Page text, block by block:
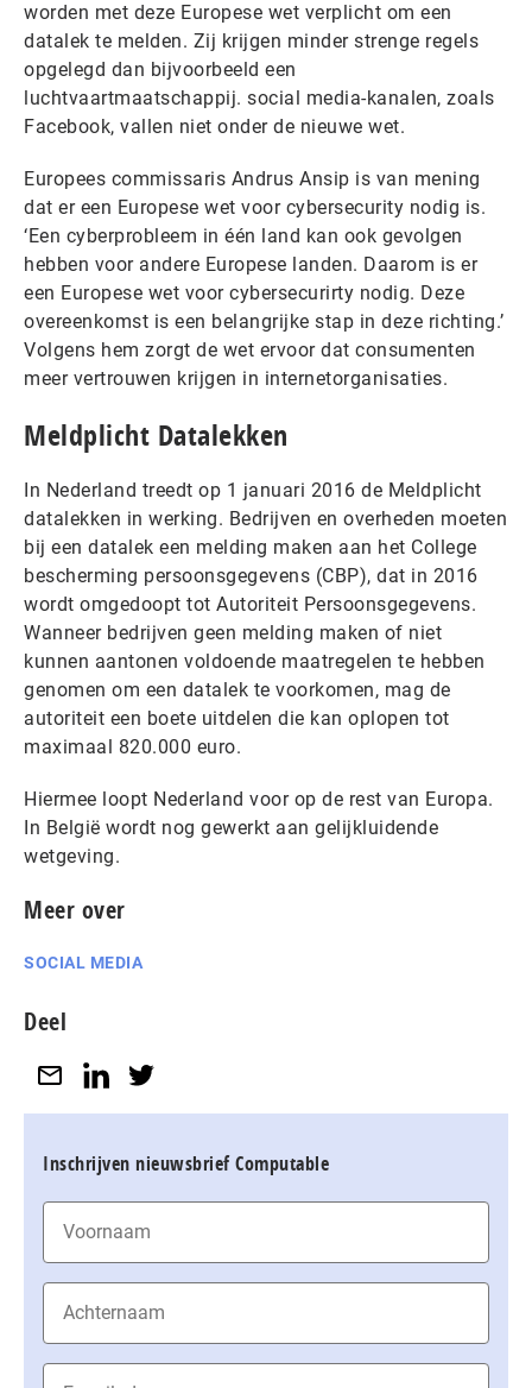
worden met deze Europese wet verplicht om een
datalek te melden. Zij krijgen minder strenge regels
opgelegd dan bijvoorbeeld een
luchtvaartmaatschappij. social media-kanalen, zoals
Facebook, vallen niet onder de nieuwe wet.
Europees commissaris Andrus Ansip is van mening
dat er een Europese wet voor cybersecurity nodig is.
‘Een cyberprobleem in één land kan ook gevolgen
hebben voor andere Europese landen. Daarom is er
een Europese wet voor cybersecurirty nodig. Deze
overeenkomst is een belangrijke stap in deze richting.’
Volgens hem zorgt de wet ervoor dat consumenten
meer vertrouwen krijgen in internetorganisaties.
Meldplicht Datalekken
In Nederland treedt op 1 januari 2016 de Meldplicht
datalekken in werking. Bedrijven en overheden moeten
bij een datalek een melding maken aan het College
bescherming persoonsgegevens (CBP), dat in 2016
wordt omgedoopt tot Autoriteit Persoonsgegevens.
Wanneer bedrijven geen melding maken of niet
kunnen aantonen voldoende maatregelen te hebben
genomen om een datalek te voorkomen, mag de
autoriteit een boete uitdelen die kan oplopen tot
maximaal 820.000 euro.
Hiermee loopt Nederland voor op de rest van Europa.
In België wordt nog gewerkt aan gelijkluidende
wetgeving.
Meer over
SOCIAL MEDIA
Deel
Inschrijven nieuwsbrief Computable